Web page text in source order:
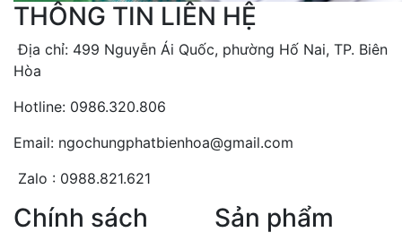
THÔNG TIN LIÊN HỆ
Địa chỉ: 499 Nguyễn Ái Quốc, phường Hố Nai, TP. Biên
Hòa
Hotline: 0986.320.806
Email: ngochungphatbienhoa@gmail.com
Zalo : 0988.821.621
Chính sách Sản phẩm